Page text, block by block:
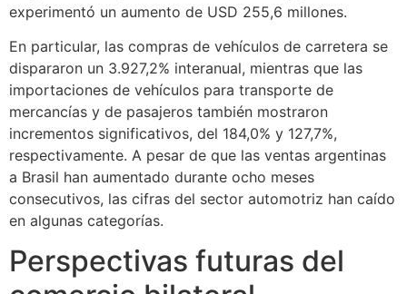
experimentó un aumento de USD 255,6 millones.
En particular, las compras de vehículos de carretera se
dispararon un 3.927,2% interanual, mientras que las
importaciones de vehículos para transporte de
mercancías y de pasajeros también mostraron
incrementos significativos, del 184,0% y 127,7%,
respectivamente. A pesar de que las ventas argentinas
a Brasil han aumentado durante ocho meses
consecutivos, las cifras del sector automotriz han caído
en algunas categorías.
Perspectivas futuras del